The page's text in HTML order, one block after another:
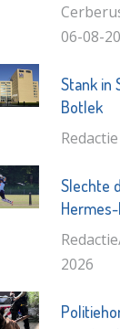
06-08-
Stank in
Botlek
Slechte
Hermes-
2026